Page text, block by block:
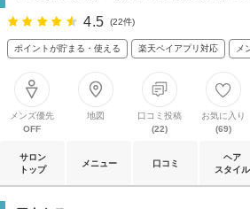
4.5 (22件)
ポイントが貯まる・使える 楽天ペイアプリ対応 メ
メンズ優先
OFF
地図
口コミ投稿
(22)
お気に入り
(69)
サロン
トップ
メニュー 口コミ
ヘア
スタイル